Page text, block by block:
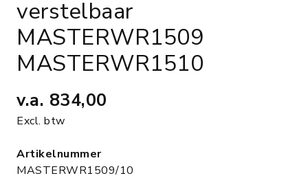
verstelbaar
MASTERWR1509
MASTERWR1510
v.a. 834,00
Excl. btw
Artikelnummer
MASTERWR1509/10